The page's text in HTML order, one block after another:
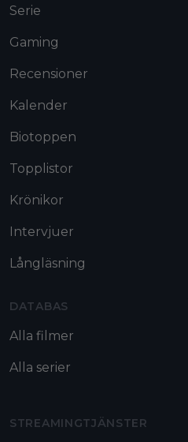
Serie
Gaming
Recensioner
Kalender
Biotoppen
Topplistor
Krönikor
Intervjuer
Långläsning
DATABAS
Alla filmer
Alla serier
STREAMINGTJÄNSTER